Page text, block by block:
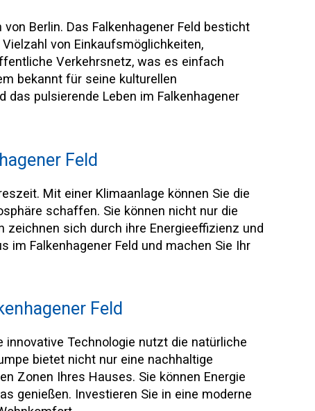
Berlin. Das Falkenhagener Feld besticht
von Einkaufsmöglichkeiten,
Verkehrsnetz, was es einfach
bekannt für seine kulturellen
pulsierende Leben im Falkenhagener
Feld
Mit einer Klimaanlage können Sie die
schaffen. Sie können nicht nur die
zeichnen sich durch ihre Energieeffizienz und
im Falkenhagener Feld und machen Sie Ihr
Feld
innovative Technologie nutzt die natürliche
bietet nicht nur eine nachhaltige
Zonen Ihres Hauses. Sie können Energie
genießen. Investieren Sie in eine moderne